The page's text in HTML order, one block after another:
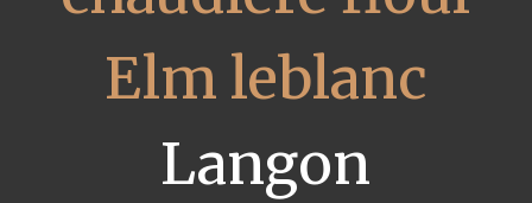
Elm leblanc
Langon